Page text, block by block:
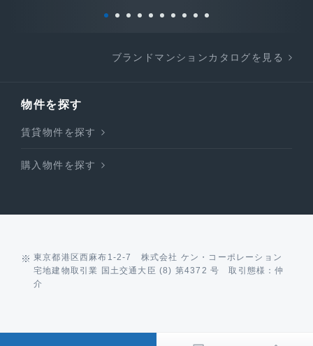
ブランドマンションカタログを見る
物件を探す
賃貸物件を探す
購入物件を探す
東京都港区西麻布1-2-7 株式会社 ケン・コーポレーション
宅地建物取引業 国土交通大臣 (8) 第4372 号 取引態様：仲
介